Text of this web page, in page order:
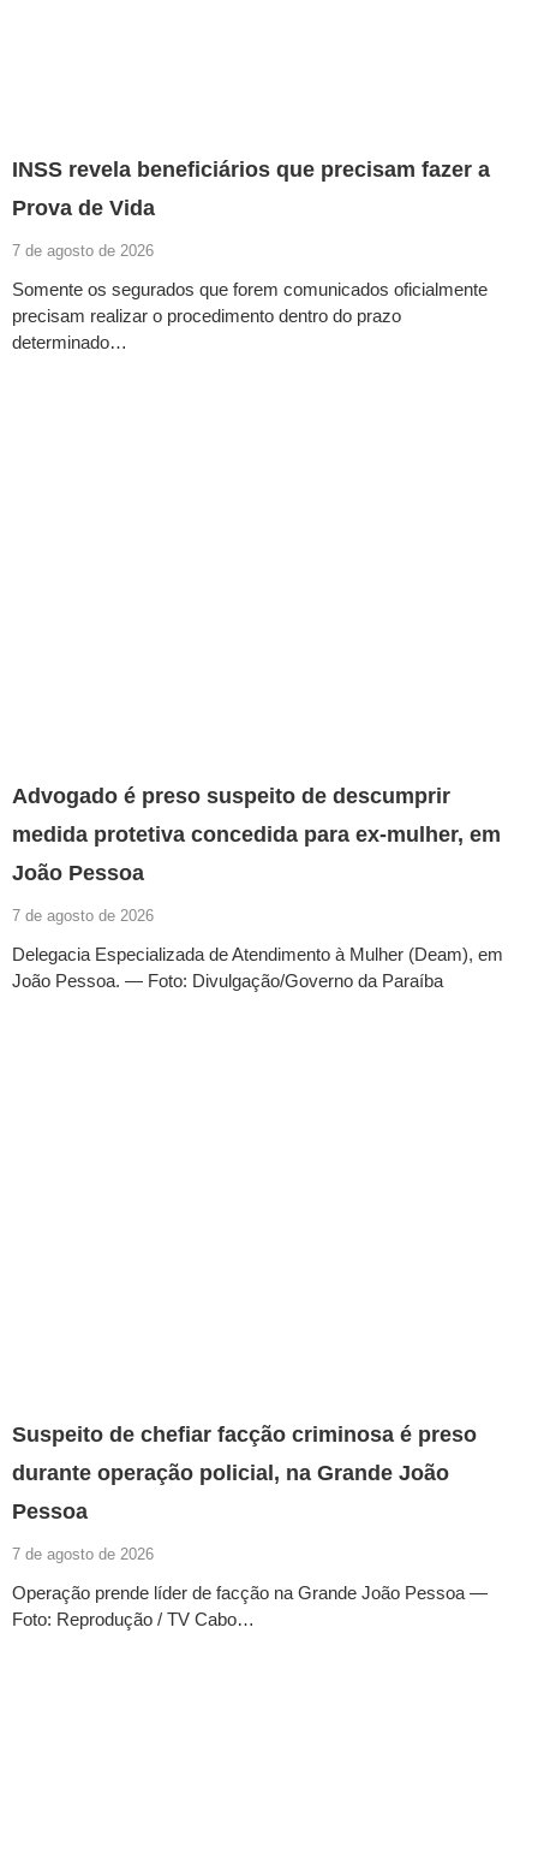
INSS revela beneficiários que precisam fazer a
Prova de Vida
7 de agosto de 2026
Somente os segurados que forem comunicados oficialmente
precisam realizar o procedimento dentro do prazo
determinado…
Advogado é preso suspeito de descumprir
medida protetiva concedida para ex-mulher, em
João Pessoa
7 de agosto de 2026
Delegacia Especializada de Atendimento à Mulher (Deam), em
João Pessoa. — Foto: Divulgação/Governo da Paraíba
Suspeito de chefiar facção criminosa é preso
durante operação policial, na Grande João
Pessoa
7 de agosto de 2026
Operação prende líder de facção na Grande João Pessoa —
Foto: Reprodução / TV Cabo…